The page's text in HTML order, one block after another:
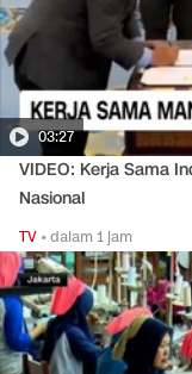
03:27
VIDEO: Kerja Sama
Nasional
TV •dalam 1 jam